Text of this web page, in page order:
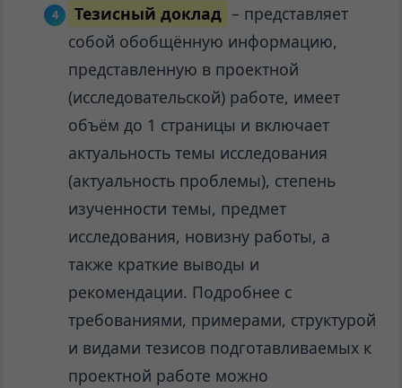
Тезисный доклад – представляет
собой обобщённую информацию,
представленную в проектной
(исследовательской) работе, имеет
объём до 1 страницы и включает
актуальность темы исследования
(актуальность проблемы), степень
изученности темы, предмет
исследования, новизну работы, а
также краткие выводы и
рекомендации. Подробнее с
требованиями, примерами, структурой
и видами тезисов подготавливаемых к
проектной работе можно